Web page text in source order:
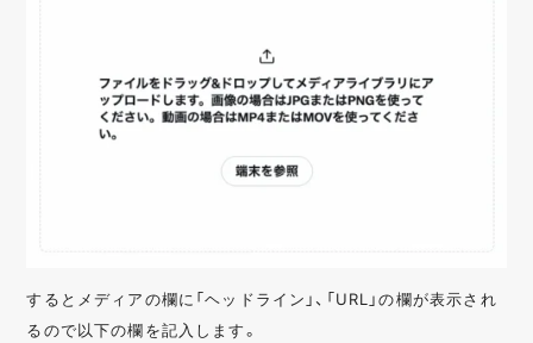
するとメディアの欄に「ヘッドライン」、「URL」の欄が表示され
るので以下の欄を記入します。